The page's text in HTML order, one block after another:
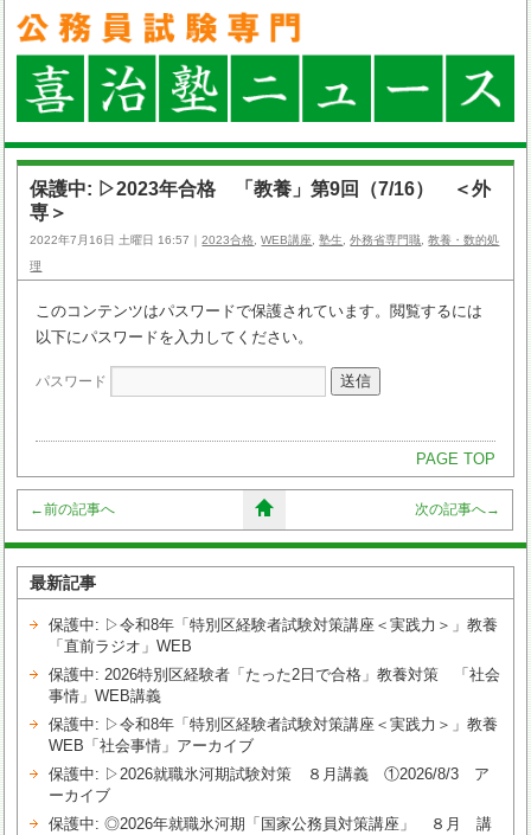
保護中: ▷2023年合格 「教養」第9回（7/16） ＜外
専＞
2022年7月16日 土曜日 16:57｜2023合格,WEB講座,塾生,外務省専門職,教養・数的処
理
このコンテンツはパスワードで保護されています。閲覧するには
以下にパスワードを入力してください。
パスワード
PAGE TOP
←前の記事へ 次の記事へ→
最新記事
保護中: ▷令和8年「特別区経験者試験対策講座＜実践力＞」教養
「直前ラジオ」WEB
保護中: 2026特別区経験者「たった2日で合格」教養対策 「社会
事情」WEB講義
保護中: ▷令和8年「特別区経験者試験対策講座＜実践力＞」教養
WEB「社会事情」アーカイブ
保護中: ▷2026就職氷河期試験対策 ８月講義 ①2026/8/3 ア
ーカイブ
保護中: ◎2026年就職氷河期「国家公務員対策講座」 ８月 講